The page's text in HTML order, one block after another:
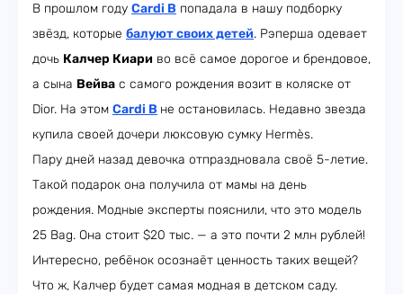
В прошлом году Cardi B попадала в нашу подборку
звёзд, которые балуют своих детей. Рэперша одевает
дочь Калчер Киари во всё самое дорогое и брендовое,
а сына Вейва с самого рождения возит в коляске от
Dior. На этом Cardi B не остановилась. Недавно звезда
купила своей дочери люксовую сумку Hermès.
Пару дней назад девочка отпраздновала своё 5-летие.
Такой подарок она получила от мамы на день
рождения. Модные эксперты пояснили, что это модель
25 Bag. Она стоит $20 тыс. — а это почти 2 млн рублей!
Интересно, ребёнок осознаёт ценность таких вещей?
Что ж, Калчер будет самая модная в детском саду.